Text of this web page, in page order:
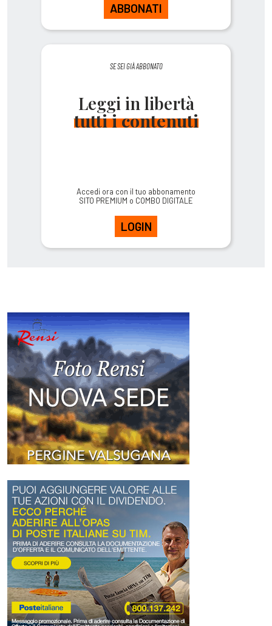
ABBONATI
SE SEI GIÀ ABBONATO
Leggi in libertà
tutti i contenuti
Accedi ora con il tuo abbonamento
SITO PREMIUM o COMBO DIGITALE
LOGIN